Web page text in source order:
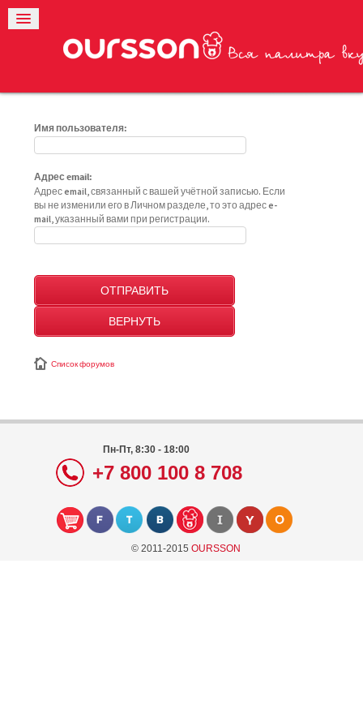
Имя пользователя:
Адрес email:
Адрес email, связанный с вашей учётной записью. Если
вы не изменили его в Личном разделе, то это адрес e-
mail, указанный вами при регистрации.
Список форумов
Пн-Пт, 8:30 - 18:00
+7 800 100 8 708
© 2011-2015 OURSSON